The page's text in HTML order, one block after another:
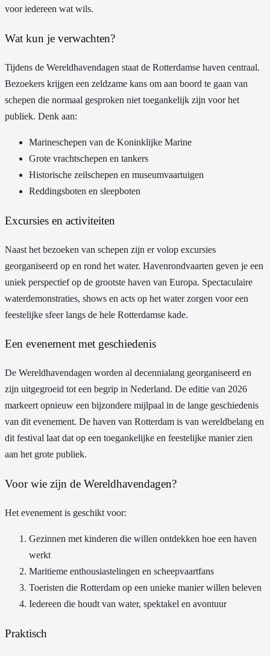
voor iedereen wat wils.
Wat kun je verwachten?
Tijdens de Wereldhavendagen staat de Rotterdamse haven centraal.
Bezoekers krijgen een zeldzame kans om aan boord te gaan van
schepen die normaal gesproken niet toegankelijk zijn voor het
publiek. Denk aan:
Marineschepen van de Koninklijke Marine
Grote vrachtschepen en tankers
Historische zeilschepen en museumvaartuigen
Reddingsboten en sleepboten
Excursies en activiteiten
Naast het bezoeken van schepen zijn er volop excursies
georganiseerd op en rond het water. Havenrondvaarten geven je een
uniek perspectief op de grootste haven van Europa. Spectaculaire
waterdemonstraties, shows en acts op het water zorgen voor een
feestelijke sfeer langs de hele Rotterdamse kade.
Een evenement met geschiedenis
De Wereldhavendagen worden al decennialang georganiseerd en
zijn uitgegroeid tot een begrip in Nederland. De editie van 2026
markeert opnieuw een bijzondere mijlpaal in de lange geschiedenis
van dit evenement. De haven van Rotterdam is van wereldbelang en
dit festival laat dat op een toegankelijke en feestelijke manier zien
aan het grote publiek.
Voor wie zijn de Wereldhavendagen?
Het evenement is geschikt voor:
Gezinnen met kinderen die willen ontdekken hoe een haven
werkt
Maritieme enthousiastelingen en scheepvaartfans
Toeristen die Rotterdam op een unieke manier willen beleven
Iedereen die houdt van water, spektakel en avontuur
Praktisch